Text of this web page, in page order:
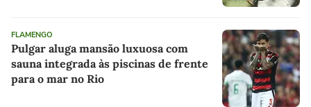
FLAMENGO
Pulgar aluga mansão luxuosa com
sauna integrada às piscinas de frente
para o mar no Rio